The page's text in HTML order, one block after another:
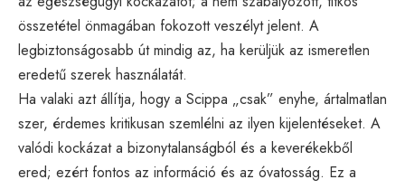
összetétel önmagában fokozott veszélyt jelent. A
legbiztonságosabb út mindig az, ha kerüljük az ismeretlen
eredetű szerek használatát.
Ha valaki azt állítja, hogy a Scippa „csak” enyhe, ártalmatlan
szer, érdemes kritikusan szemlélni az ilyen kijelentéseket. A
valódi kockázat a bizonytalanságból és a keverékekből
ered; ezért fontos az információ és az óvatosság. Ez a